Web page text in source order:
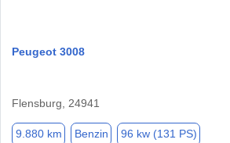
Peugeot 3008
Flensburg, 24941
9.880 km Benzin 96 kw (131 PS)